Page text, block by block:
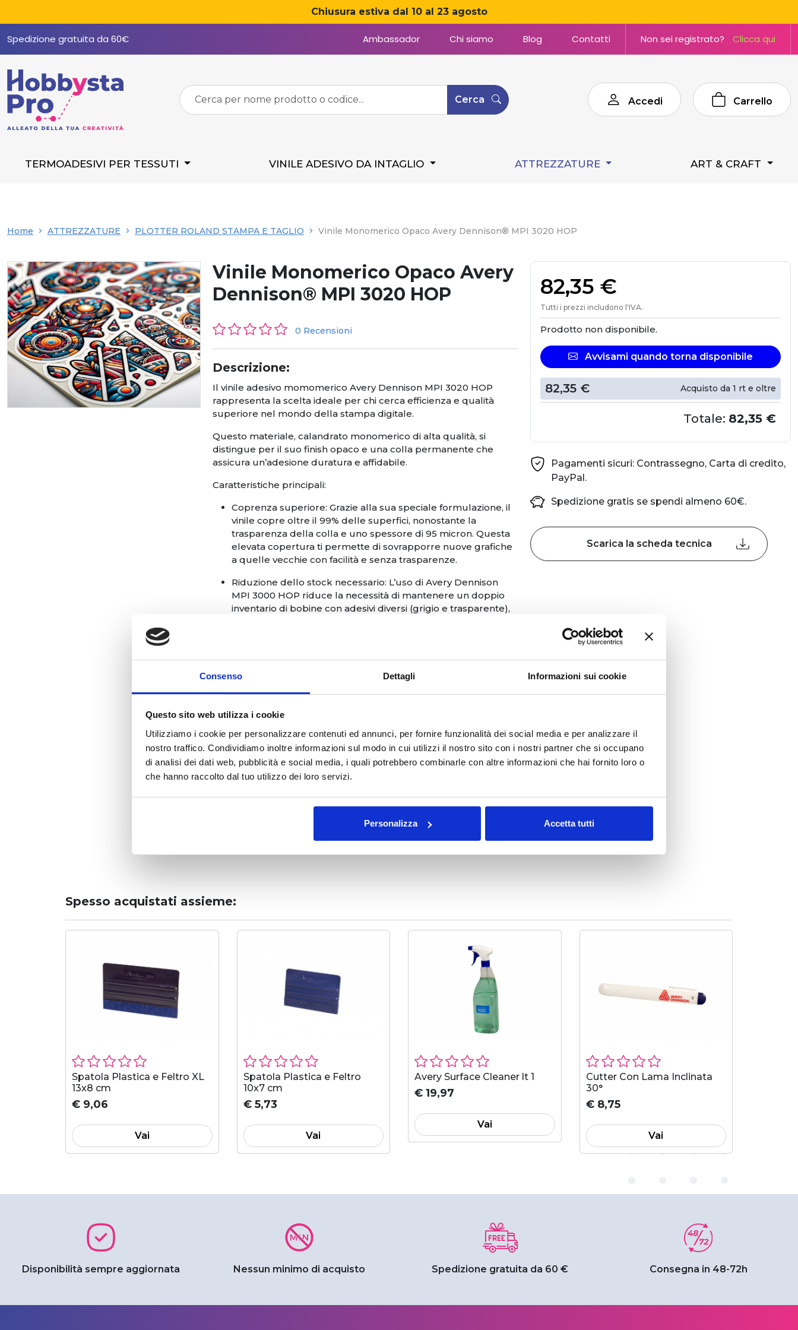
Consenso Dettagli Informazioni sui cookie
Questo sito web utilizza i cookie
Utilizziamo i cookie per personalizzare contenuti ed annunci, per fornire funzionalità dei social media e per analizzare il
nostro traffico. Condividiamo inoltre informazioni sul modo in cui utilizzi il nostro sito con i nostri partner che si occupano
di analisi dei dati web, pubblicità e social media, i quali potrebbero combinarle con altre informazioni che hai fornito loro o
che hanno raccolto dal tuo utilizzo dei loro servizi.
Personalizza Accetta tutti
Chiusura estiva dal 10 al 23 agosto
Spedizione gratuita da 60€ Ambassador Chi siamo Blog Contatti Non sei registrato? Clicca qui
Cerca Accedi Carrello
TERMOADESIVI PER TESSUTI VINILE ADESIVO DA INTAGLIO ATTREZZATURE ART & CRAFT
Home ATTREZZATURE PLOTTER ROLAND STAMPA E TAGLIO Vinile Monomerico Opaco Avery Dennison® MPI 3020 HOP
Vinile Monomerico Opaco Avery
Dennison® MPI 3020 HOP
0 Recensioni
Descrizione:
Il vinile adesivo momomerico Avery Dennison MPI 3020 HOP
rappresenta la scelta ideale per chi cerca efficienza e qualità
superiore nel mondo della stampa digitale.
Questo materiale, calandrato monomerico di alta qualità, si
distingue per il suo finish opaco e una colla permanente che
assicura un’adesione duratura e affidabile.
Caratteristiche principali:
Coprenza superiore: Grazie alla sua speciale formulazione, il
vinile copre oltre il 99% delle superfici, nonostante la
trasparenza della colla e uno spessore di 95 micron. Questa
elevata copertura ti permette di sovrapporre nuove grafiche
a quelle vecchie con facilità e senza trasparenze.
Riduzione dello stock necessario: L’uso di Avery Dennison
MPI 3000 HOP riduce la necessità di mantenere un doppio
inventario di bobine con adesivi diversi (grigio e trasparente),
con decorazioni accattivanti sia in ambienti interni che esterni.
Pubblicità oromozionale di breve durata: Ideale per
dell’immagine è fondamentale.
Rinnovo di grafiche: Aggiorna facilmente le tue vecchie
grafiche grazie alla capacità del materiale di coprire
completamente i disegni sottostanti.
Decorazione di vetrine: Trasforma le vetrine in punti focali
Applicazioni su superfici piane: Utilizzabile su tutti i materiali
non porosi, è ottimo anche per la creazione di etichette
82,35 €
Tutti i prezzi includono l'IVA.
Prodotto non disponibile.
Avvisami quando torna disponibile
82,35 € Acquisto da 1 rt e oltre
Totale: 82,35 €
Pagamenti sicuri: Contrassegno, Carta di credito,
PayPal.
Spedizione gratis se spendi almeno 60€.
Scarica la scheda tecnica
Spesso acquistati assieme:
Spatola Plastica e Feltro XL
13x8 cm
€ 9,06
Vai
Spatola Plastica e Feltro
10x7 cm
€ 5,73
Vai
Avery Surface Cleaner lt 1
€ 19,97
Vai
Cutter Con Lama Inclinata
30°
€ 8,75
Vai
Disponibilità sempre aggiornata Nessun minimo di acquisto Spedizione gratuita da 60 € Consegna in 48-72h